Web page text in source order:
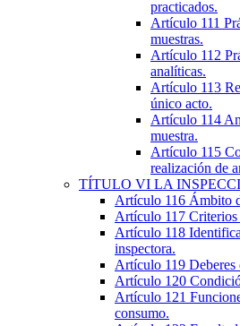
practicados.
Artículo 111
muestras.
Artículo 112
analíticas.
Artículo 113
único acto.
Artículo 114
muestra.
Artículo 115
realización de
TÍTULO VI LA
Artículo 116 Ámbito
Artículo 117
Artículo 118
inspectora.
Artículo 119 Deberes
Artículo 120
Artículo 121
consumo.